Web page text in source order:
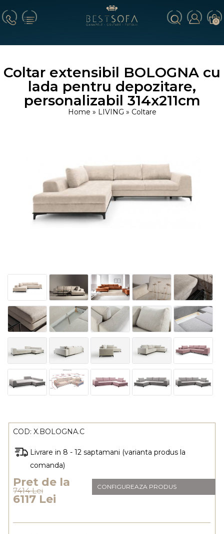
0
Coltar extensibil BOLOGNA cu
lada pentru depozitare,
personalizabil 314x211cm
Home » LIVING » Coltare
COD:X.BOLOGNA.C
Livrare in 8 - 12 saptamani (varianta produs la
comanda)
Pret de la
7414 Lei
6117 Lei
CONFIGUREAZA PRODUS